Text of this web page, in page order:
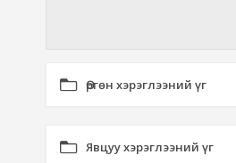
Өргөн хэрэглээний үг
Явцуу хэрэглээний үг